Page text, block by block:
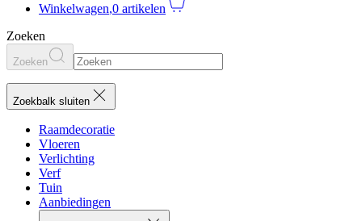
Winkelwagen,0 artikelen
Zoeken
Zoeken
Zoekbalk sluiten
Raamdecoratie
Vloeren
Verlichting
Verf
Tuin
Aanbiedingen